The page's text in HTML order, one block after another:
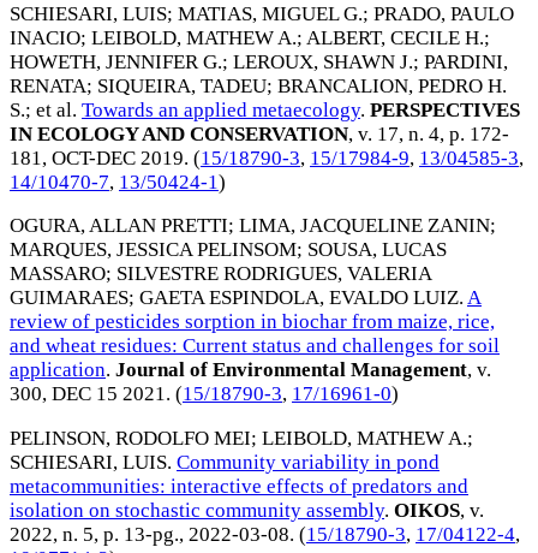
SCHIESARI, LUIS; MATIAS, MIGUEL G.; PRADO, PAULO
INACIO; LEIBOLD, MATHEW A.; ALBERT, CECILE H.;
HOWETH, JENNIFER G.; LEROUX, SHAWN J.; PARDINI,
RENATA; SIQUEIRA, TADEU; BRANCALION, PEDRO H.
S.; et al. Towards an applied metaecology. PERSPECTIVES
IN ECOLOGY AND CONSERVATION, v. 17, n. 4, p. 172-
181, OCT-DEC 2019. (15/18790-3, 15/17984-9, 13/04585-3,
14/10470-7, 13/50424-1)
OGURA, ALLAN PRETTI; LIMA, JACQUELINE ZANIN;
MARQUES, JESSICA PELINSOM; SOUSA, LUCAS
MASSARO; SILVESTRE RODRIGUES, VALERIA
GUIMARAES; GAETA ESPINDOLA, EVALDO LUIZ. A
review of pesticides sorption in biochar from maize, rice,
and wheat residues: Current status and challenges for soil
application. Journal of Environmental Management, v.
300, DEC 15 2021. (15/18790-3, 17/16961-0)
PELINSON, RODOLFO MEI; LEIBOLD, MATHEW A.;
SCHIESARI, LUIS. Community variability in pond
metacommunities: interactive effects of predators and
isolation on stochastic community assembly. OIKOS, v.
2022, n. 5, p. 13-pg., 2022-03-08. (15/18790-3, 17/04122-4,